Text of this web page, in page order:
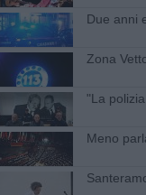
Due anni
Zona
"La
Meno